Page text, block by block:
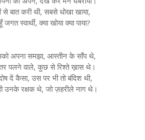
से बात करी थी, सबसे धोखा खाया,
जगत स्वार्थी, क्या खोया क्या पाया?
अपना समझा, आस्तीन के साँप थे,
पलने वाले, कुछ से रिश्ते ख़ास थे।
दें कैसा, उस पर भी तो बंदिश थी,
उनके रक्षक थे, जो ज़हरीले नाग थे।